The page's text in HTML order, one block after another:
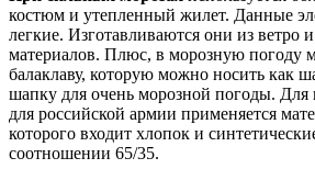
костюм и утепленный жилет. Данные
легкие. Изготавливаются они из ветро
материалов. Плюс, в морозную погоду
балаклаву, которую можно носить как
шапку для очень морозной погоды. Для
для российской армии применяется
которого входит хлопок и
соотношении 65/35.